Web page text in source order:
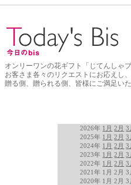
オンリーワンの花ギフト「じてんしゃ
お客さま各々のリクエストにお応えし、
贈る側、贈られる側、皆様にご満足い
2026年 1月 2月 3
2025年 1月 2月 3
2024年 1月 2月 3
2023年 1月 2月 3
2022年 1月 2月 3
2021年 1月 2月
2020年 1月 2月